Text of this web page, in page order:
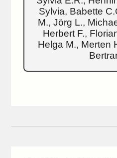
Sylvia, Babette
M., Jörg L.,
Herbert F.,
Helga M., Merten